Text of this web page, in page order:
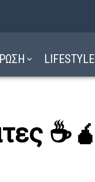
LIFESTYLE
☕🧉